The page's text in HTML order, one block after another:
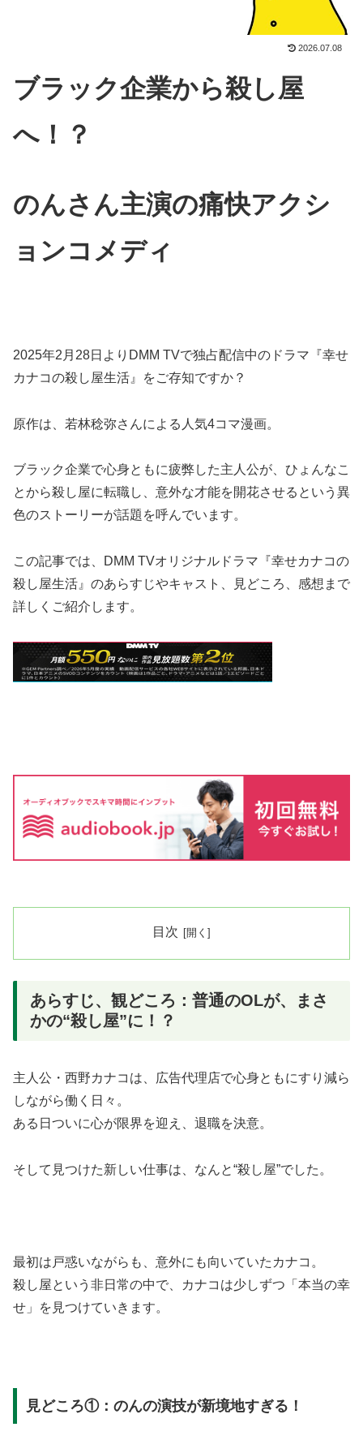
2026.07.08
ブラック企業から殺し屋
へ！？
のんさん主演の痛快アクシ
ョンコメディ
2025年2月28日よりDMM TVで独占配信中のドラマ『幸せ
カナコの殺し屋生活』をご存知ですか？
原作は、若林稔弥さんによる人気4コマ漫画。
ブラック企業で心身ともに疲弊した主人公が、ひょんなこ
とから殺し屋に転職し、意外な才能を開花させるという異
色のストーリーが話題を呼んでいます。
この記事では、DMM TVオリジナルドラマ『幸せカナコの
殺し屋生活』のあらすじやキャスト、見どころ、感想まで
詳しくご紹介します。
目次
あらすじ、観どころ：普通のOLが、まさ
かの“殺し屋”に！？
主人公・西野カナコは、広告代理店で心身ともにすり減ら
しながら働く日々。
ある日ついに心が限界を迎え、退職を決意。
そして見つけた新しい仕事は、なんと“殺し屋”でした。
最初は戸惑いながらも、意外にも向いていたカナコ。
殺し屋という非日常の中で、カナコは少しずつ「本当の幸
せ」を見つけていきます。
見どころ①：のんの演技が新境地すぎる！